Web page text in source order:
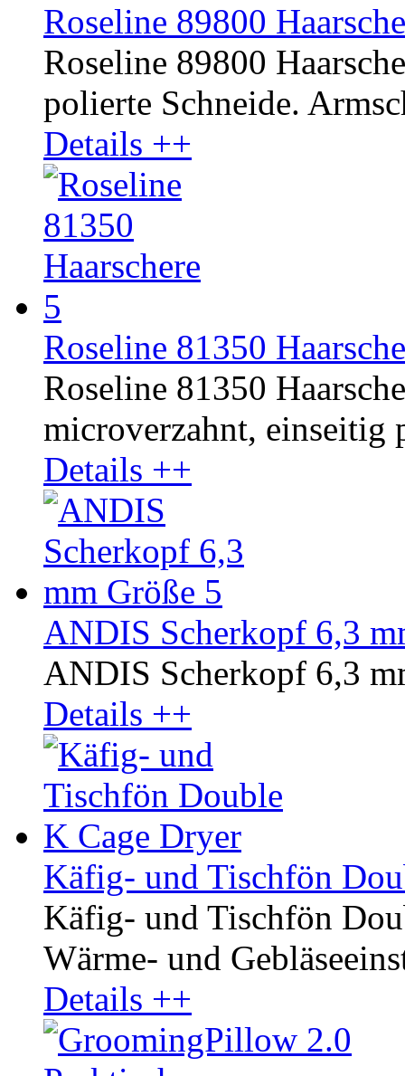
Roseline 89800
Roseline 89800
polierte Schneide.
Details ++
Roseline 81350
Roseline 81350
microverzahnt, einseitig
Details ++
ANDIS Scherkopf 6,3
ANDIS Scherkopf 6,3
Details ++
Käfig- und Tischfön
Käfig- und Tischfön
Wärme- und
Details ++